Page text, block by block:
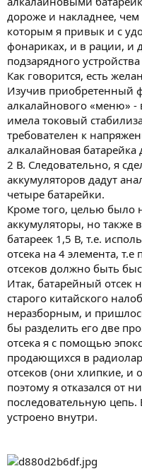
дороже и накладнее, чем
которым я привык и с
фонариках, и в рации, и
подзарядного
Как говорится, есть
Изучив приобретенный
алкалайнового «меню» -
имела токовый
требователен к
алкалайновая батарейка
2 В. Следовательно, я
аккумуляторов дадут
четыре батарейки.
Кроме того, целью было
аккумуляторы, но также
батареек 1,5 В, т.е.
отсека на 4 элемента,
отсеков должно быть
Итак, батарейный отсек
старого китайского
неразборным, и
бы разделить его две
отсека я с помощью
продающихся в
отсеков (они хлипкие, и
поэтому я отказался от
последовательную цепь.
устроено внутри.